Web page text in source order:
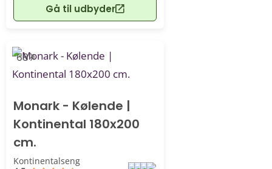
Gå til udbyder
-68%
Monark - Kølende |
Kontinental 180x200
cm.
Kontinentalseng